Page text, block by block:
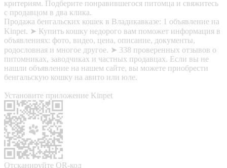
критериям. Подберите понравившегося питомца и свяжитесь
с продавцом в два клика.
Продажа бенгальских кошек в Владикавказе: 1 объявление на
Kinpet. ➤ Купить кошку недорого вам поможет информация в
объявлениях: фото, видео, цена, описание, документы,
родословная и многое другое. ➤ 338 проверенных отзывов о
питомниках, заводчиках и частных продавцах. Если вы не
нашли объявление на нашем сайте, вы можете приобрести
бенгальскую кошку на авито или юле.
Установите приложение Kinpet
Отсканируйте QR-код